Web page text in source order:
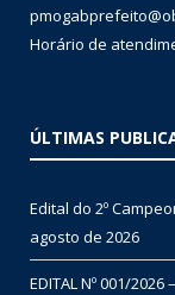
Horário de
ÚLTIMAS
Edital do 2º
agosto de 2026
EDITAL Nº 001/2026